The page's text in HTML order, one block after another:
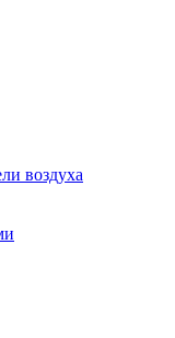
воздуха